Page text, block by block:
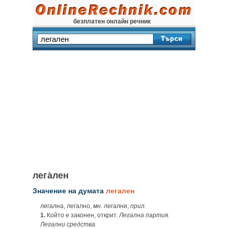
безплатен онлайн речник
лега̀лен
Значение на думата легален
легална, легално, мн. легални, прил.
1. Който е законен, открит.Легална партия.
Легални средства.